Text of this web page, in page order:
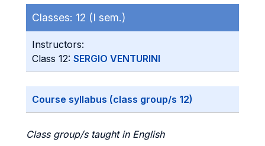
Classes: 12 (I sem.)
Instructors:
Class 12: SERGIO VENTURINI
Course syllabus (class group/s 12)
Class group/s taught in English